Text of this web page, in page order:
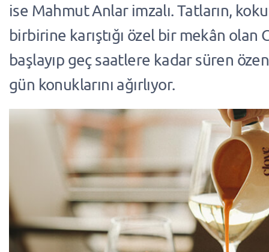
ise Mahmut Anlar imzalı. Tatların,
birbirine karıştığı özel bir mekân olan
başlayıp geç saatlere kadar süren
gün konuklarını ağırlıyor.